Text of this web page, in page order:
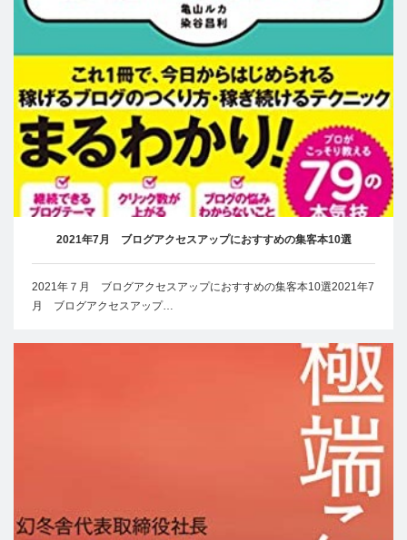
2021年7月 ブログアクセスアップにおすすめの集客本10選
2021年７月 ブログアクセスアップにおすすめの集客本10選2021年7
月 ブログアクセスアップ…